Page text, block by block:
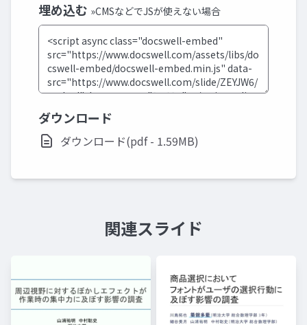
埋め込む »CMSなどでJSが使えない場合
ダウンロード
ダウンロード(pdf - 1.59MB)
関連スライド